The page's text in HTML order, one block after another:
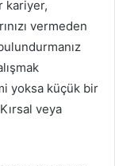
kariyer,
vermeden
yoksa küçük bir
veya